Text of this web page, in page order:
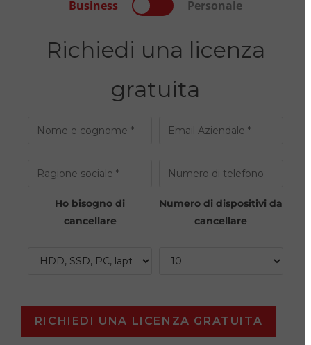
Business
Personale
Richiedi una licenza
gratuita
Ho bisogno di
cancellare
Numero di dispositivi da
cancellare